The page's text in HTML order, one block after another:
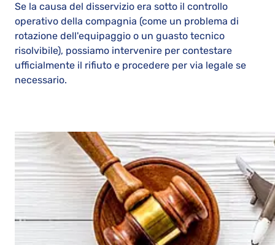
Se la causa del disservizio era sotto il controllo
operativo della compagnia (come un problema di
rotazione dell'equipaggio o un guasto tecnico
risolvibile), possiamo intervenire per contestare
ufficialmente il rifiuto e procedere per via legale se
necessario.